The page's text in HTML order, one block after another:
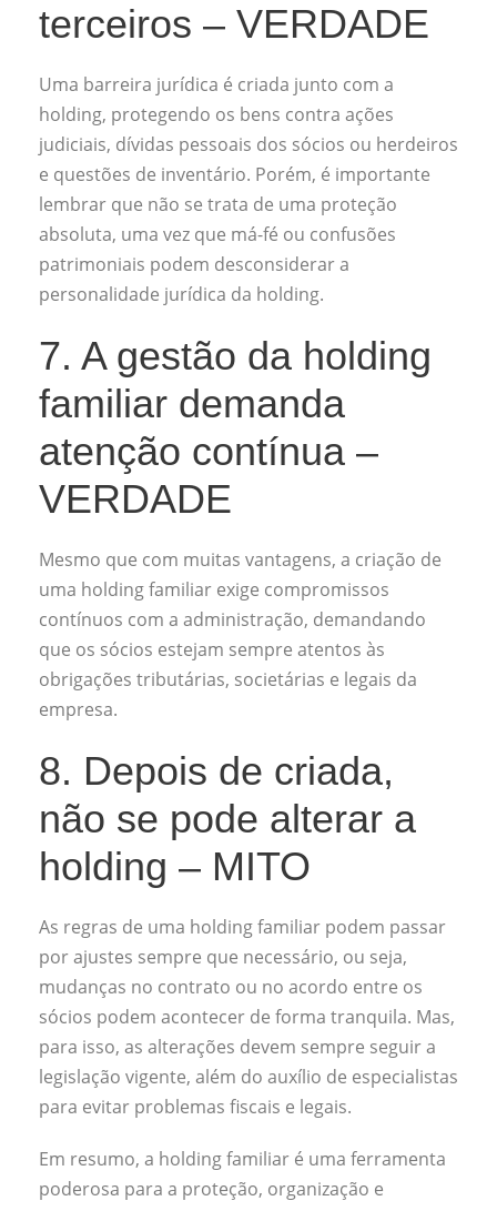
terceiros – VERDADE
Uma barreira jurídica é criada junto com a
holding, protegendo os bens contra ações
judiciais, dívidas pessoais dos sócios ou herdeiros
e questões de inventário. Porém, é importante
lembrar que não se trata de uma proteção
absoluta, uma vez que má-fé ou confusões
patrimoniais podem desconsiderar a
personalidade jurídica da holding.
7. A gestão da holding
familiar demanda
atenção contínua –
VERDADE
Mesmo que com muitas vantagens, a criação de
uma holding familiar exige compromissos
contínuos com a administração, demandando
que os sócios estejam sempre atentos às
obrigações tributárias, societárias e legais da
empresa.
8. Depois de criada,
não se pode alterar a
holding – MITO
As regras de uma holding familiar podem passar
por ajustes sempre que necessário, ou seja,
mudanças no contrato ou no acordo entre os
sócios podem acontecer de forma tranquila. Mas,
para isso, as alterações devem sempre seguir a
legislação vigente, além do auxílio de especialistas
para evitar problemas fiscais e legais.
Em resumo, a holding familiar é uma ferramenta
poderosa para a proteção, organização e